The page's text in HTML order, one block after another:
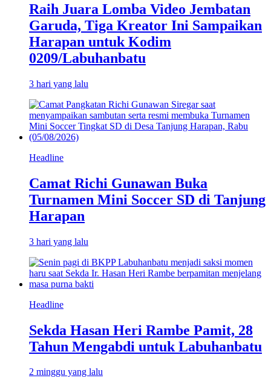
Raih Juara Lomba Video Jembatan
Garuda, Tiga Kreator Ini Sampaikan
Harapan untuk Kodim
0209/Labuhanbatu
3 hari yang lalu
Headline
Camat Richi Gunawan Buka
Turnamen Mini Soccer SD di Tanjung
Harapan
3 hari yang lalu
Headline
Sekda Hasan Heri Rambe Pamit, 28
Tahun Mengabdi untuk Labuhanbatu
2 minggu yang lalu